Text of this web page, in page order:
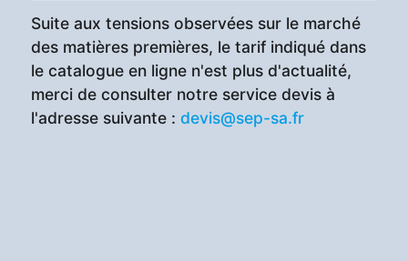
Suite aux tensions observées sur le marché
des matières premières, le tarif indiqué dans
le catalogue en ligne n'est plus d'actualité,
merci de consulter notre service devis à
l'adresse suivante : devis@sep-sa.fr